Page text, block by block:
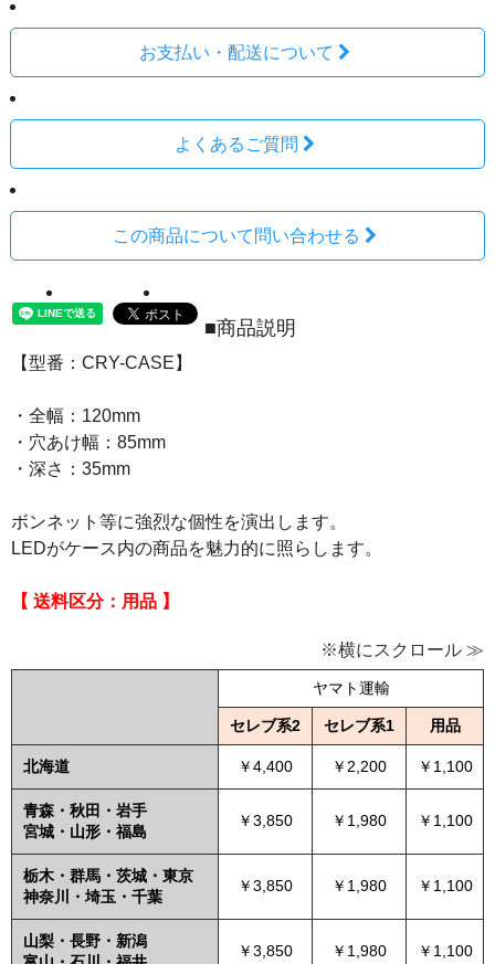
お支払い・配送について
よくあるご質問
この商品について問い合わせる
■商品説明
【型番：CRY-CASE】
・全幅：120mm
・穴あけ幅：85mm
・深さ：35mm
ボンネット等に強烈な個性を演出します。
LEDがケース内の商品を魅力的に照らします。
【 送料区分：用品 】
※横にスクロール ≫
ヤマト運輸
セレブ系2 セレブ系1 用品
北海道 ￥4,400 ￥2,200 ￥1,100
青森・秋田・岩手
宮城・山形・福島
￥3,850 ￥1,980 ￥1,100
栃木・群馬・茨城・東京
神奈川・埼玉・千葉
￥3,850 ￥1,980 ￥1,100
山梨・長野・新潟
￥3,850 ￥1,980 ￥1,100